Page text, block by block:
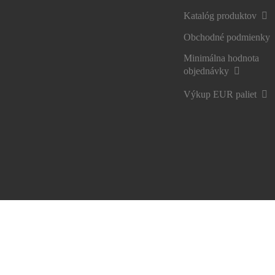
Katalóg produktov
Obchodné podmienky
Minimálna hodnota
objednávky
Výkup EUR paliet